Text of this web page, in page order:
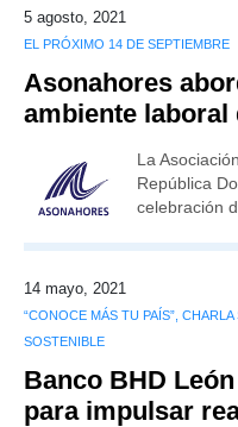
5 agosto, 2021
EL PRÓXIMO 14 DE SEPTIEMBRE
Asonahores
ambiente
La
República
celebración
14 mayo, 2021
“CONOCE MÁS TU PAÍS”,
SOSTENIBLE
Banco BHD
para impulsar